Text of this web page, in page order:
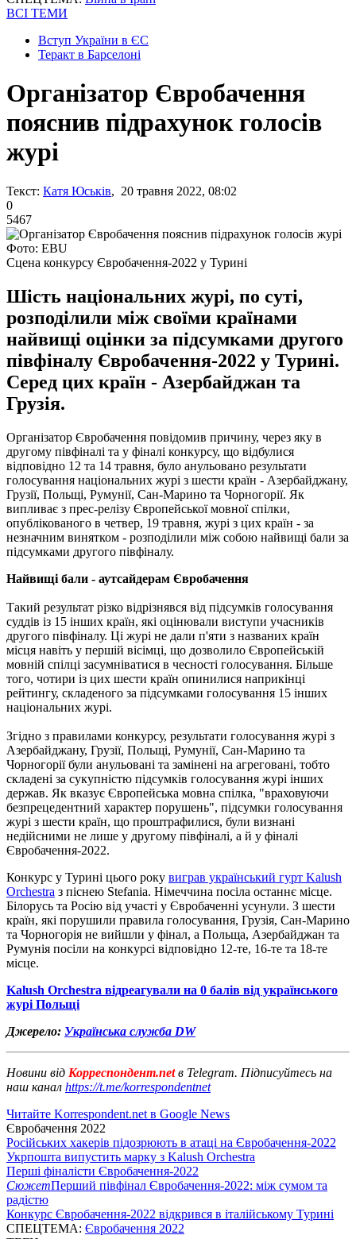
ВСІ ТЕМИ
Вступ України в ЄС
Теракт в Барселоні
Організатор Євробачення
пояснив підрахунок голосів
журі
Текст: Катя Юськів, 20 травня 2022, 08:02
0
5467
Фото: EBU
Сцена конкурсу Євробачення-2022 у Турині
Шість національних журі, по суті,
розподілили між своїми країнами
найвищі оцінки за підсумками другого
півфіналу Євробачення-2022 у Турині.
Серед цих країн - Азербайджан та
Грузія.
Організатор Євробачення повідомив причину, через яку в
другому півфіналі та у фіналі конкурсу, що відбулися
відповідно 12 та 14 травня, було анульовано результати
голосування національних журі з шести країн - Азербайджану,
Грузії, Польщі, Румунії, Сан-Марино та Чорногорії. Як
випливає з прес-релізу Європейської мовної спілки,
опублікованого в четвер, 19 травня, журі з цих країн - за
незначним винятком - розподілили між собою найвищі бали за
підсумками другого півфіналу.
Найвищі бали - аутсайдерам Євробачення
Такий результат різко відрізнявся від підсумків голосування
суддів із 15 інших країн, які оцінювали виступи учасників
другого півфіналу. Ці журі не дали п'яти з названих країн
місця навіть у першій вісімці, що дозволило Європейській
мовній спілці засумніватися в чесності голосування. Більше
того, чотири із цих шести країн опинилися наприкінці
рейтингу, складеного за підсумками голосування 15 інших
національних журі.
Згідно з правилами конкурсу, результати голосування журі з
Азербайджану, Грузії, Польщі, Румунії, Сан-Марино та
Чорногорії були анульовані та замінені на агреговані, тобто
складені за сукупністю підсумків голосування журі інших
держав. Як вказує Європейська мовна спілка, "враховуючи
безпрецедентний характер порушень", підсумки голосування
журі з шести країн, що проштрафилися, були визнані
недійсними не лише у другому півфіналі, а й у фіналі
Євробачення-2022.
Конкурс у Турині цього року виграв український гурт Kalush
Orchestra з піснею Stefania. Німеччина посіла останнє місце.
Білорусь та Росію від участі у Євробаченні усунули. З шести
країн, які порушили правила голосування, Грузія, Сан-Марино
та Чорногорія не вийшли у фінал, а Польща, Азербайджан та
Румунія посіли на конкурсі відповідно 12-те, 16-те та 18-те
місце.
Kalush Orchestra відреагували на 0 балів від українського
журі Польщі
Джерело: Українська служба DW
Новини від Корреспондент.netв Telegram. Підписуйтесь на
наш канал https://t.me/korrespondentnet
Читайте Korrespondent.net в Google News
Євробачення 2022
Російських хакерів підозрюють в атаці на Євробачення-2022
Укрпошта випустить марку з Kalush Orchestra
Перші фіналісти Євробачення-2022
СюжетПерший півфінал Євробачення-2022: між сумом та
радістю
Конкурс Євробачення-2022 відкрився в італійському Турині
СПЕЦТЕМА: Євробачення 2022